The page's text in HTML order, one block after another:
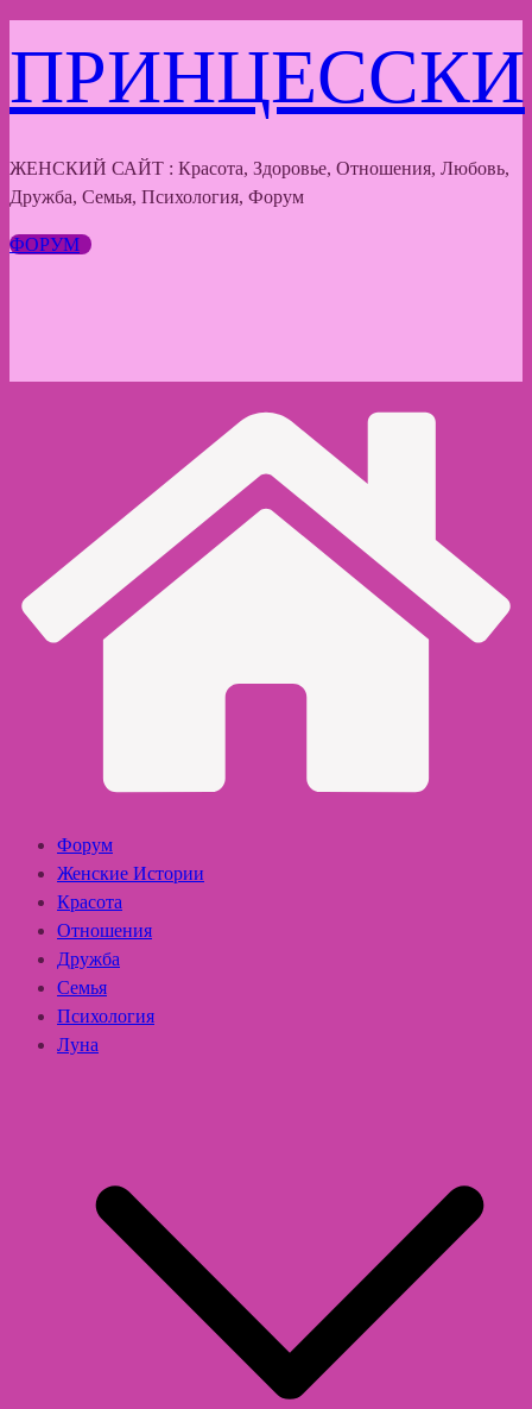
к
содержимому
ПРИНЦЕССКИ
ЖЕНСКИЙ САЙТ : Красота, Здоровье, Отношения, Любовь,
Дружба, Семья, Психология, Форум
ФОРУМ
Форум
Женские Истории
Красота
Отношения
Дружба
Семья
Психология
Луна